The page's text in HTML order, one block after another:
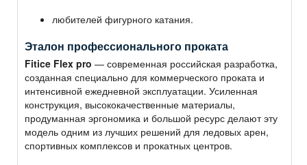
любителей фигурного катания.
Эталон профессионального проката
Fitice Flex pro — современная российская разработка,
созданная специально для коммерческого проката и
интенсивной ежедневной эксплуатации. Усиленная
конструкция, высококачественные материалы,
продуманная эргономика и большой ресурс делают эту
модель одним из лучших решений для ледовых арен,
спортивных комплексов и прокатных центров.